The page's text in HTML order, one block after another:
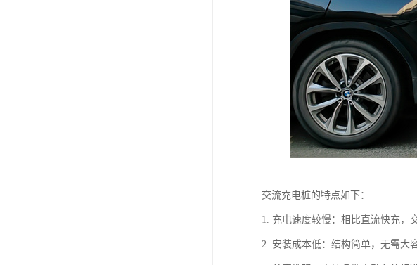
交流充电桩的特点如下：
1. 充电速度较慢：相比直流快充，
2. 安装成本低：结构简单，无需大